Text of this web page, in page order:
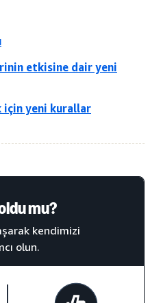
etkisine dair yeni
için yeni kurallar
mu?
kendimizi
olun.